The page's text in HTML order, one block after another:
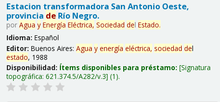
Estacion transformadora San Antonio Oeste,
provincia deRío Negro.
por Agua y Energía Eléctrica, Sociedad del Estado.
Idioma: Español
Editor: Buenos Aires: Agua y energía eléctrica, sociedad del
estado, 1988
Disponibilidad: Ítems disponibles para préstamo: Signatura
topográfica: 621.374.5/A282/v.3 (1).